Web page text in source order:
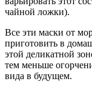
чайной ложки).
Все эти маски от
приготовить в
этой деликатной
тем меньше
вида в будущем.